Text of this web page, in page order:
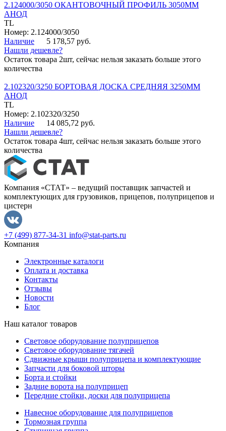
2.124000/3050 ОКАНТОВОЧНЫЙ ПРОФИЛЬ 3050ММ
АНОД
TL
Номер: 2.124000/3050
Наличие
5 178,57 руб.
Нашли дешевле?
Остаток товара 2шт, сейчас нельзя заказать больше этого
количества
2.102320/3250 БОРТОВАЯ ДОСКА СРЕДНЯЯ 3250ММ
АНОД
TL
Номер: 2.102320/3250
Наличие
14 085,72 руб.
Нашли дешевле?
Остаток товара 4шт, сейчас нельзя заказать больше этого
количества
Компания «СТАТ» – ведущий поставщик запчастей и
комплектующих для грузовиков, прицепов, полуприцепов и
цистерн
+7 (499) 877-34-31 info@stat-parts.ru
Компания
Электронные каталоги
Оплата и доставка
Контакты
Отзывы
Новости
Блог
Наш каталог товаров
Световое оборудование полуприцепов
Световое оборудование тягачей
Сдвижные крыши полуприцепа и комплектующие
Запчасти для боковой шторы
Борта и стойки
Задние ворота на полуприцеп
Передние стойки, доски для полуприцепа
Навесное оборудование для полуприцепов
Тормозная группа